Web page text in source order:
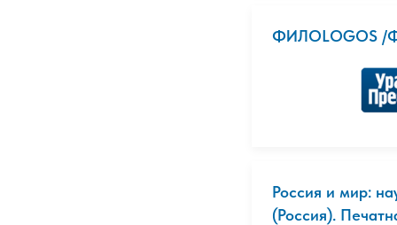
ФИЛОLOGOS
Россия и мир:
(Россия).